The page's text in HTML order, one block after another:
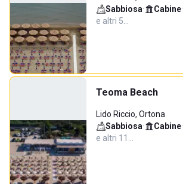
Sabbiosa· Cabine·
e altri 5…
Teoma Beach
Lido Riccio, Ortona
Sabbiosa· Cabine·
e altri 11…